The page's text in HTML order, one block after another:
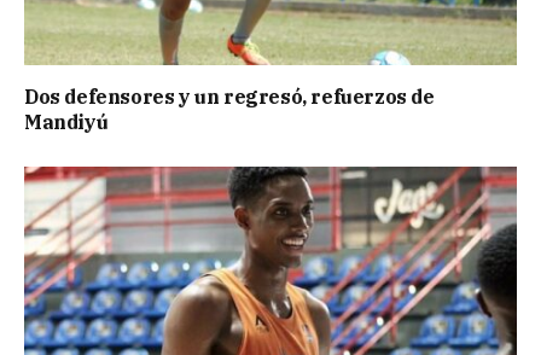
Dos defensores y un regresó, refuerzos de
Mandiyú